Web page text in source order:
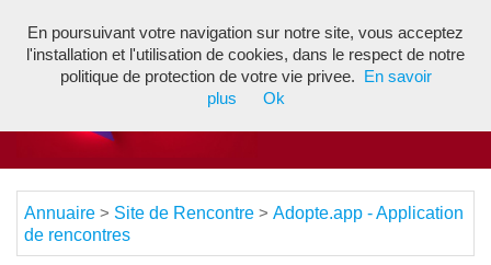
Annuaire > Site de Rencontre > Adopte.app - Application
de rencontres
En poursuivant votre navigation sur notre site, vous acceptez
l'installation et l'utilisation de cookies, dans le respect de notre
politique de protection de votre vie privee.
En savoir
plus
Ok